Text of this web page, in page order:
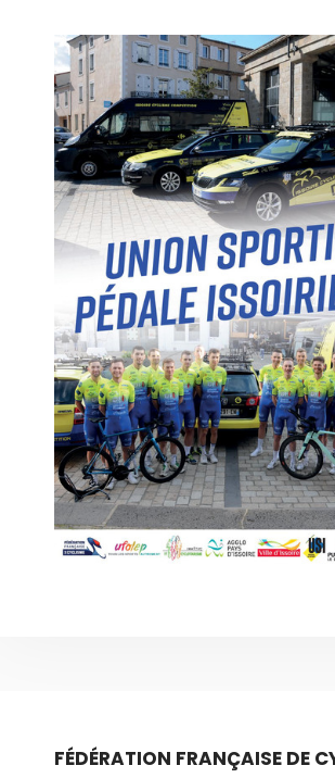
FÉDÉRATION FRANÇAISE DE